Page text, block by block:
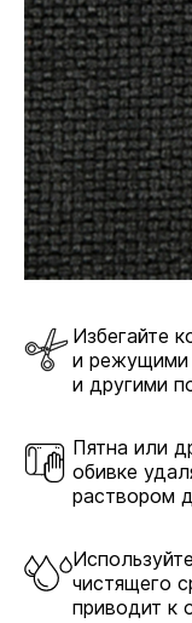
Избегайте
и режущими
и другими
Пятна или
обивке
раствором
чистящего
приводит к